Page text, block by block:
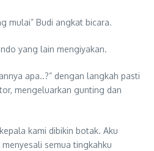
mulai” Budi angkat bicara.
yang lain mengiyakan.
apa..?” dengan langkah pasti
mengeluarkan gunting dan
kami dibikin botak. Aku
semua tingkahku